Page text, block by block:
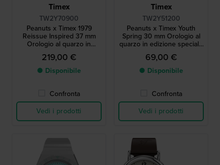
Timex
TW2Y70900
Peanuts x Timex 1979
Reissue Inspired 37 mm
Orologio al quarzo in
edizione speciale con
quadrante Snoopy
219,00 €
● Disponibile
Confronta
Vedi i prodotti
Timex
TW2Y51200
Peanuts x Timex Youth
Spring 30 mm Orologio al
quarzo in edizione speciale
con quadrante Snoopy
69,00 €
● Disponibile
Confronta
Vedi i prodotti